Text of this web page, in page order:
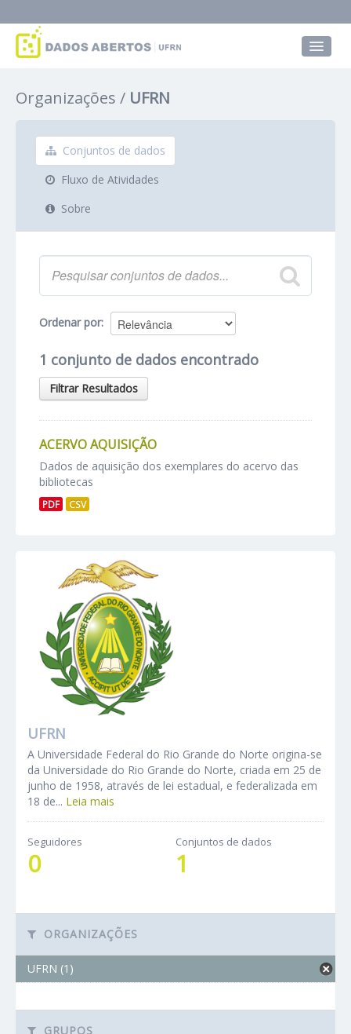
Grupos
Sobre
Organizações UFRN
Conjuntos de dados
Fluxo de Atividades
Sobre
Ordenar por
1 conjunto de dados encontrado
Filtrar Resultados
ACERVO AQUISIÇÃO
Dados de aquisição dos exemplares do acervo das
bibliotecas
PDF CSV
UFRN
A Universidade Federal do Rio Grande do Norte origina-se
da Universidade do Rio Grande do Norte, criada em 25 de
junho de 1958, através de lei estadual, e federalizada em
18 de... Leia mais
Seguidores
0
Conjuntos de dados
1
ORGANIZAÇÕES
UFRN (1)
GRUPOS